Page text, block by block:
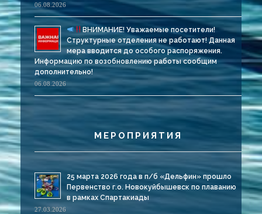
06.08.2026
ВНИМАНИЕ! Уважаемые посетители!
Структурные отделения не работают! Данная
мера вводится до особого распоряжения.
Информацию по возобновлению работы сообщим
дополнительно!
06.08.2026
МЕРОПРИЯТИЯ
25 марта 2026 года в п/б «Дельфин» прошло
Первенство г.о. Новокуйбышевск по плаванию
в рамках Спартакиады
27.03.2026